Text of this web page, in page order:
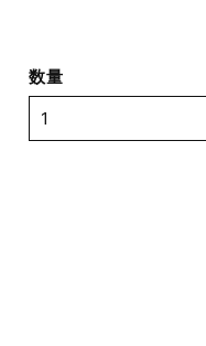
数量